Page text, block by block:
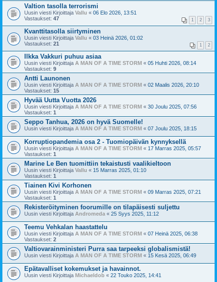
Valtion tasolla terrorismi
Uusin viesti Kirjoittaja Vallu « 06 Elo 2026, 13:51
Vastaukset: 47 1 2 3
Kvanttitasolla siirtyminen
Uusin viesti Kirjoittaja Vallu « 03 Heinä 2026, 01:02
Vastaukset: 21 1 2
Ilkka Vakkuri puhuu asiaa
Uusin viesti Kirjoittaja A MAN OF A TIME STORM « 05 Huhti 2026, 08:14
Vastaukset: 9
Antti Launonen
Uusin viesti Kirjoittaja A MAN OF A TIME STORM « 02 Maalis 2026, 20:10
Vastaukset: 15
Hyvää Uutta Vuotta 2026
Uusin viesti Kirjoittaja A MAN OF A TIME STORM « 30 Joulu 2025, 07:56
Vastaukset: 1
Seppo Tanhua, 2026 on hyvä Suomelle!
Uusin viesti Kirjoittaja A MAN OF A TIME STORM « 07 Joulu 2025, 18:15
Korruptiopandemia osa 2 - Tuomiopäivän kynnyksellä
Uusin viesti Kirjoittaja A MAN OF A TIME STORM « 17 Marras 2025, 05:57
Vastaukset: 1
Marine Le Ben tuomittiin tekaistusti vaalikieltoon
Uusin viesti Kirjoittaja Vallu « 15 Marras 2025, 01:10
Vastaukset: 1
Tiainen Kivi Korhonen
Uusin viesti Kirjoittaja A MAN OF A TIME STORM « 09 Marras 2025, 07:21
Vastaukset: 1
Rekisteröityminen foorumille on tilapäisesti suljettu
Uusin viesti Kirjoittaja Andromeda « 25 Syys 2025, 11:12
Teemu Vehkalan haastattelu
Uusin viesti Kirjoittaja A MAN OF A TIME STORM « 07 Heinä 2025, 06:38
Vastaukset: 2
Valtiovarainministeri Purra saa tarpeeksi globalismistä!
Uusin viesti Kirjoittaja A MAN OF A TIME STORM « 15 Kesä 2025, 06:49
Epätavalliset kokemukset ja havainnot.
Uusin viesti Kirjoittaja Michaeldob « 22 Touko 2025, 14:41